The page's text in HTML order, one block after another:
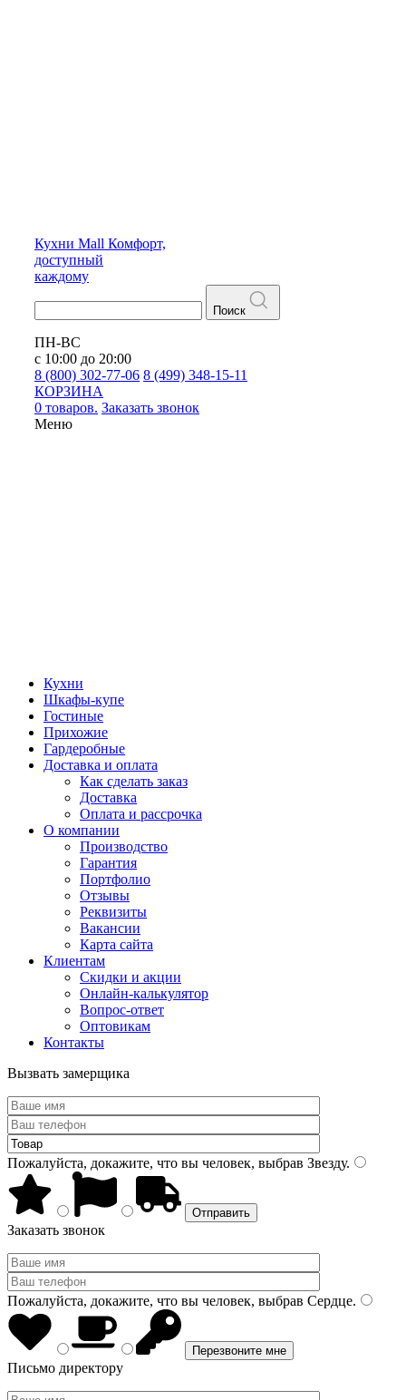
Кухни Mall Комфорт,
доступный
каждому
Поиск
ПН-ВС
с 10:00 до 20:00
8 (800) 302-77-06 8 (499) 348-15-11
КОРЗИНА
0 товаров. Заказать звонок
Меню
Кухни
Шкафы-купе
Гостиные
Прихожие
Гардеробные
Доставка и оплата
Как сделать заказ
Доставка
Оплата и рассрочка
О компании
Производство
Гарантия
Портфолио
Отзывы
Реквизиты
Вакансии
Карта сайта
Клиентам
Скидки и акции
Онлайн-калькулятор
Вопрос-ответ
Оптовикам
Контакты
Вызвать замерщика
Пожалуйста, докажите, что вы человек, выбрав Звезду.
Заказать звонок
Пожалуйста, докажите, что вы человек, выбрав Сердце.
Письмо директору